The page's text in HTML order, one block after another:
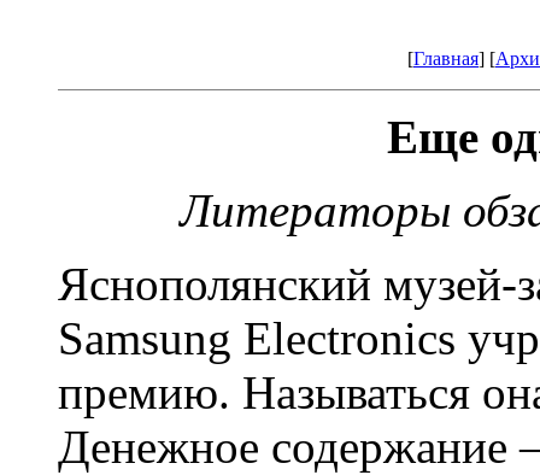
[Главная] [
Еще
Литераторы
Яснополянский музей-
Samsung Electronics
премию. Называться
Денежное содержание